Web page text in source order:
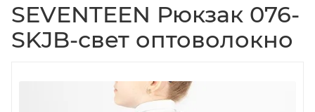
SEVENTEEN Рюкзак 076-
SKJB-свет оптоволокно